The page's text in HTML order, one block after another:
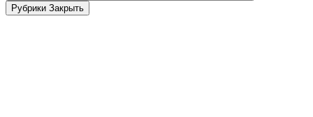
Рубрики Закрыть